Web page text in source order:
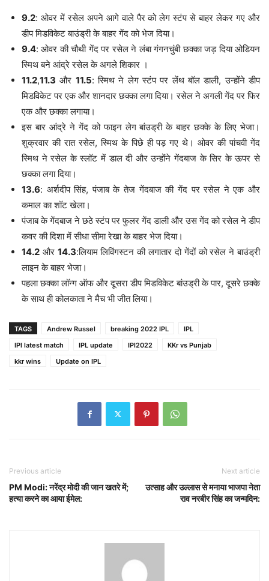
9.2: ओवर में रसेल अपने आगे वाले पैर को लेग स्टंप से बाहर लेकर गए और
डीप मिडविकेट बाउंड्री के बाहर गेंद को भेज दिया।
9.4: ओवर की चौथी गेंद पर रसेल ने लंबा गंगनचुंबी छक्का जड़ दिया ओडियन
स्मिथ बने आंद्रे रसेल के अगले शिकार ।
11.2,11.3 और 11.5: स्मिथ ने लेग स्टंप पर लेंथ बॉल डाली, उन्होंने डीप
मिडविकेट पर एक और शानदार छक्का लगा दिया। रसेल ने अगली गेंद पर फिर
एक और छक्का लगाया।
इस बार आंद्रे ने गेंद को फाइन लेग बांउड्री के बाहर छक्के के लिए भेजा।
शुक्रवार की रात रसेल, स्मिथ के पिछे ही पड़ गए थे। ओवर की पांचवी गेंद
स्मिथ ने रसेल के स्लॉट में डाल दी और उन्होंने गेंदबाज के सिर के ऊपर से
छक्का लगा दिया।
13.6: अर्शदीप सिंह, पंजाब के तेज गेंदबाज की गेंद पर रसेल ने एक और
कमाल का शॉट खेला।
पंजाब के गेंदबाज ने छठे स्टंप पर फुलर गेंद डाली और उस गेंद को रसेल ने डीप
कवर की दिशा में सीधा सीमा रेखा के बाहर भेज दिया।
14.2 और 14.3:लियाम लिविंगस्टन की लगातार दो गेंदों को रसेल ने बाउंड्री
लाइन के बाहर भेजा।
पहला छक्का लॉन्ग ऑफ और दूसरा डीप मिडविकेट बांउड्री के पार, दूसरे छक्के
के साथ ही कोलकाता ने मैच भी जीत लिया।
TAGS Andrew Russel breaking 2022 IPL
IPL
IPl latest match
IPL update IPl2022
KKr vs Punjab
kkr wins
Update on IPL
Previous article
PM Modi: नरेंद्र मोदी की जान खतरे में;
हत्या करने का आया ईमेल:
Next article
उत्साह और उल्लास से मनाया भाजपा नेता
राव नरबीर सिंह का जन्मदिन: